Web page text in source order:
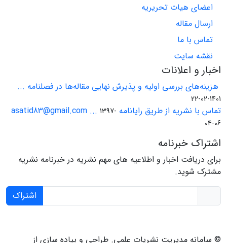
اعضای هیات تحریریه
ارسال مقاله
تماس با ما
نقشه سایت
اخبار و اعلانات
هزینه‌های بررسی اولیه و پذیرش نهایی مقاله‌ها در فصلنامه ...
1401-02-22
تماس با نشریه از طریق رایانامه asatid83@gmail.com ... 1397-
04-06
اشتراک خبرنامه
برای دریافت اخبار و اطلاعیه های مهم نشریه در خبرنامه نشریه
مشترک شوید.
اشتراک
© سامانه مدیریت نشریات علمی. طراحی و پیاده سازی از